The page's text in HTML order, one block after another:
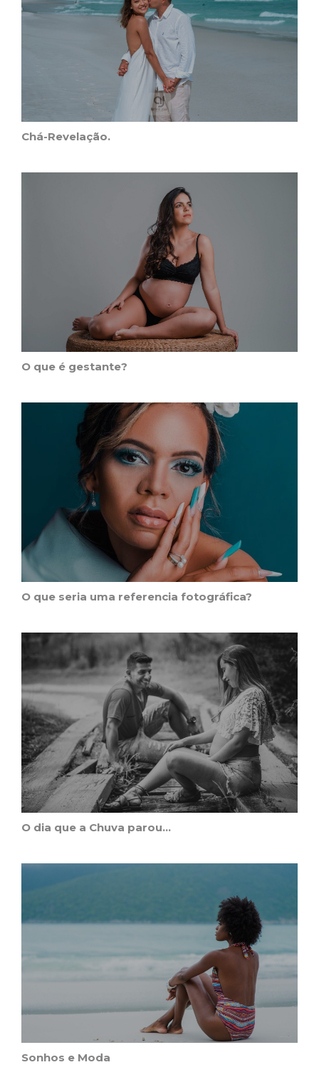
Chá-Revelação.
O que é gestante?
O que seria uma referencia fotográfica?
O dia que a Chuva parou...
Sonhos e Moda